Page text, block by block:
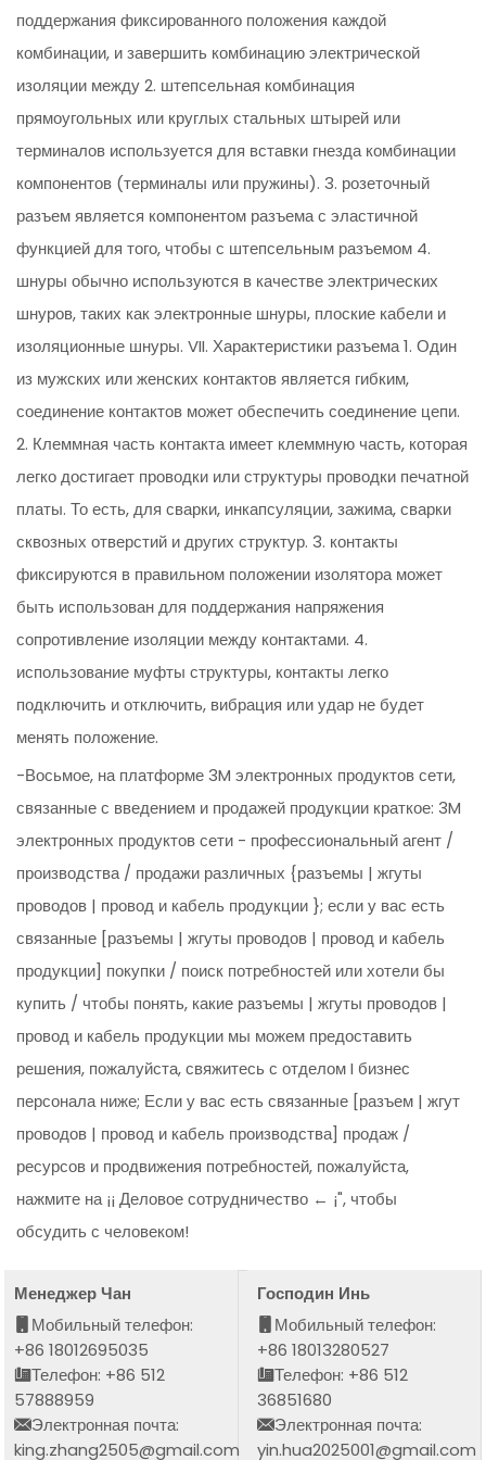
поддержания фиксированного положения каждой
комбинации, и завершить комбинацию электрической
изоляции между 2. штепсельная комбинация
прямоугольных или круглых стальных штырей или
терминалов используется для вставки гнезда комбинации
компонентов (терминалы или пружины). 3. розеточный
разъем является компонентом разъема с эластичной
функцией для того, чтобы с штепсельным разъемом 4.
шнуры обычно используются в качестве электрических
шнуров, таких как электронные шнуры, плоские кабели и
изоляционные шнуры. VII. Характеристики разъема 1. Один
из мужских или женских контактов является гибким,
соединение контактов может обеспечить соединение цепи.
2. Клеммная часть контакта имеет клеммную часть, которая
легко достигает проводки или структуры проводки печатной
платы. То есть, для сварки, инкапсуляции, зажима, сварки
сквозных отверстий и других структур. 3. контакты
фиксируются в правильном положении изолятора может
быть использован для поддержания напряжения
сопротивление изоляции между контактами. 4.
использование муфты структуры, контакты легко
подключить и отключить, вибрация или удар не будет
менять положение.
-Восьмое, на платформе 3M электронных продуктов сети,
связанные с введением и продажей продукции краткое: 3M
электронных продуктов сети - профессиональный агент /
производства / продажи различных {разъемы | жгуты
проводов | провод и кабель продукции }; если у вас есть
связанные [разъемы | жгуты проводов | провод и кабель
продукции] покупки / поиск потребностей или хотели бы
купить / чтобы понять, какие разъемы | жгуты проводов |
провод и кабель продукции мы можем предоставить
решения, пожалуйста, свяжитесь с отделом I бизнес
персонала ниже; Если у вас есть связанные [разъем | жгут
проводов | провод и кабель производства] продаж /
ресурсов и продвижения потребностей, пожалуйста,
нажмите на ¡¡ Деловое сотрудничество ← ¡", чтобы
обсудить с человеком!
Менеджер Чан
Мобильный телефон:
+86 18012695035
Телефон: +86 512
57888959
Электронная почта:
king.zhang2505@gmail.com
Господин Инь
Мобильный телефон:
+86 18013280527
Телефон: +86 512
36851680
Электронная почта:
yin.hua2025001@gmail.com